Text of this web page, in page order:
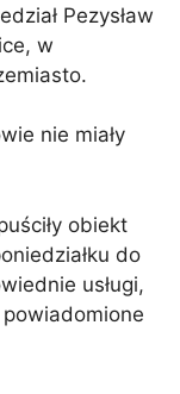
Pezysław
w
nie miały
obiekt
do
usługi,